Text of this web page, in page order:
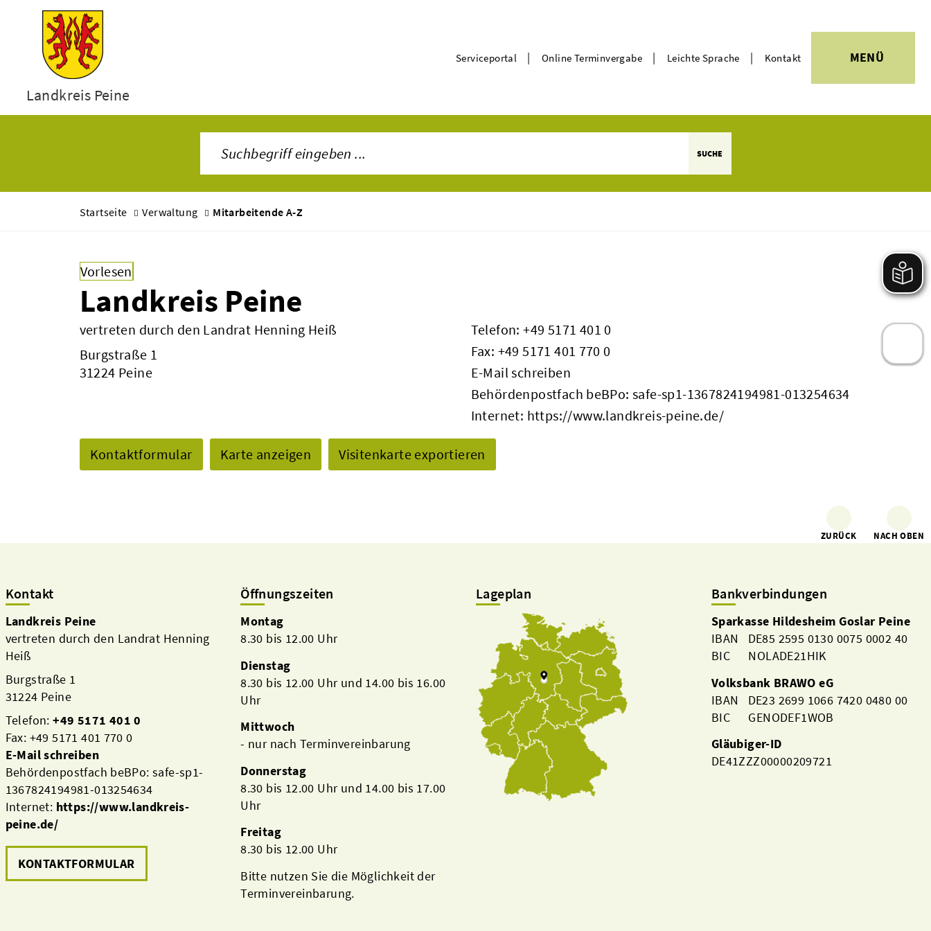
Landkreis Peine
Serviceportal | Online Terminvergabe | Leichte Sprache | Kontakt MENÜ
SUCHE
Startseite Verwaltung Mitarbeitende A-Z
Vorlesen
Landkreis Peine
vertreten durch den Landrat Henning Heiß
Burgstraße 1
31224 Peine
Telefon:+49 5171 401 0
Fax: +49 5171 401 770 0
E-Mail schreiben
Behördenpostfach beBPo: safe-sp1-1367824194981-013254634
Internet: https://www.landkreis-peine.de/
Kontaktformular Karte anzeigen Visitenkarte exportieren
ZURÜCK NACH OBEN
Kontakt
Landkreis Peine
vertreten durch den Landrat Henning
Heiß
Burgstraße 1
31224 Peine
Telefon:+49 5171 401 0
Fax: +49 5171 401 770 0
E-Mail schreiben
Behördenpostfach beBPo: safe-sp1-
1367824194981-013254634
Internet: https://www.landkreis-
peine.de/
KONTAKTFORMULAR
Öffnungszeiten
Montag
8.30 bis 12.00 Uhr
Dienstag
8.30 bis 12.00 Uhr und 14.00 bis 16.00
Uhr
Mittwoch
- nur nach Terminvereinbarung
Donnerstag
8.30 bis 12.00 Uhr und 14.00 bis 17.00
Uhr
Freitag
8.30 bis 12.00 Uhr
Bitte nutzen Sie die Möglichkeit der
Terminvereinbarung.
Lageplan Bankverbindungen
Sparkasse Hildesheim Goslar Peine
IBAN DE85 2595 0130 0075 0002 40
BIC NOLADE21HIK
Volksbank BRAWO eG
IBAN DE23 2699 1066 7420 0480 00
BIC GENODEF1WOB
Gläubiger-ID
DE41ZZZ00000209721